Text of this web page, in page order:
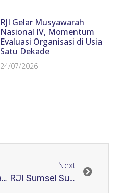
RJI Gelar Musyawarah
Nasional IV, Momentum
Evaluasi Organisasi di Usia
Satu Dekade
24/07/2026
Kordinator Daerah RJI Kalimantan Tengah Resmi Dibentuk
Next
RJI Sumsel Sukseskan Pegelaran RJI Roadshow Sumatera di Universitas PGRI Palembang